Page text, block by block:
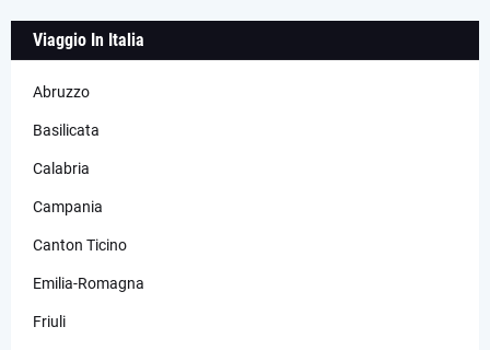
Viaggio In Italia
Abruzzo
Basilicata
Calabria
Campania
Canton Ticino
Emilia-Romagna
Friuli